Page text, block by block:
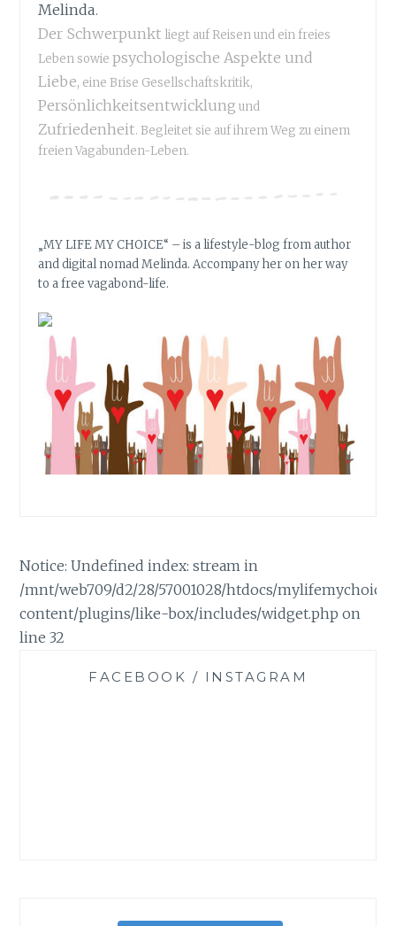
S
C
H
E
I
N
R
N
I
Melinda.
Der Schwerpunkt liegt auf Reisen und ein freies
Leben sowiepsychologische Aspekte und
Liebe, eine Brise Gesellschaftskritik,
Persönlichkeitsentwicklung und
Zufriedenheit. Begleitet sie auf ihrem Weg zu einem
freien Vagabunden-Leben.
„MY LIFE MY CHOICE“ – is a lifestyle-blog from author
and digital nomad Melinda. Accompany her on her way
to a free vagabond-life.
Notice: Undefined index: stream in
/mnt/web709/d2/28/57001028/htdocs/
content/plugins/like-box/includes/widget.php on
line 32
FACEBOOK / INSTAGRAM